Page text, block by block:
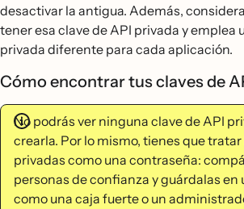
desactivar la antigua. Además,
tener esa clave de API privada y emplea
privada diferente para cada aplicación.
Cómo encontrar tus claves de
No podrás ver ninguna clave de API
crearla. Por lo mismo, tienes que tratar
privadas como una contraseña:
personas de confianza y guárdalas en
como una caja fuerte o un